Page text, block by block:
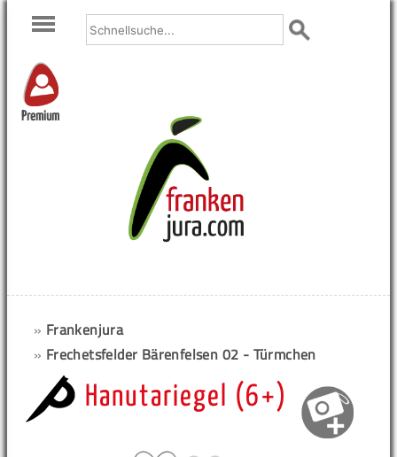
Premium
» Frankenjura
» Frechetsfelder Bärenfelsen 02 - Türmchen
Hanutariegel (6+)